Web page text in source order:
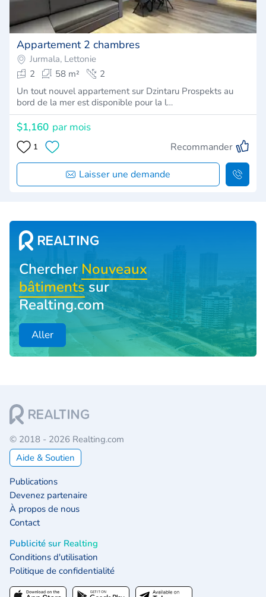
Appartement 2 chambres
Jurmala, Lettonie
2
58 m²
2
Un tout nouvel appartement sur Dzintaru Prospekts au
bord de la mer est disponible pour la l…
$1,160 par mois
1 Recommander
Laisser une demande
Chercher Nouveaux
bâtimentssur
Realting.com
Aller
© 2018 - 2026 Realting.com
Aide & Soutien
Publications
Devenez partenaire
À propos de nous
Contact
Publicité sur Realting
Conditions d'utilisation
Politique de confidentialité